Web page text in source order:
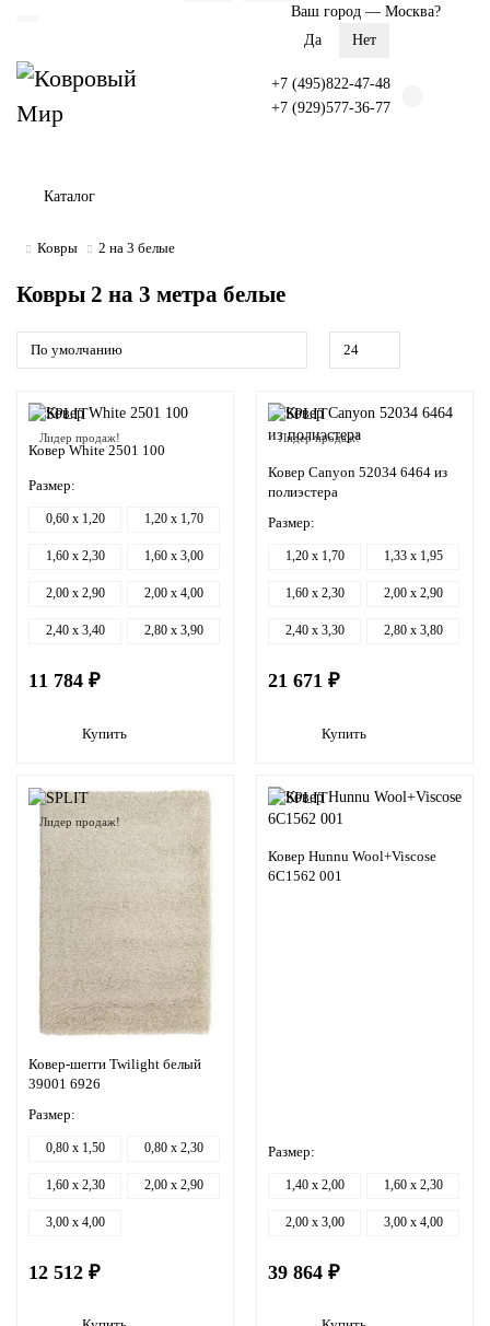
Ваш город — Москва?
+7 (495)822-47-48
+7 (929)577-36-77
Каталог
Ковры 2 на 3 белые
Ковры 2 на 3 метра белые
Лидер продаж!
Ковер White 2501 100
Размер:
0,60 x 1,20 1,20 x 1,70
1,60 x 2,30 1,60 x 3,00
2,00 x 2,90 2,00 x 4,00
2,40 x 3,40 2,80 x 3,90
11 784 ₽
Купить
Лидер продаж!
Ковер Canyon 52034 6464 из
полиэстера
Размер:
1,20 x 1,70 1,33 x 1,95
1,60 x 2,30 2,00 x 2,90
2,40 x 3,30 2,80 x 3,80
21 671 ₽
Купить
Лидер продаж!
Ковер-шегги Twilight белый
39001 6926
Размер:
0,80 x 1,50 0,80 x 2,30
1,60 x 2,30 2,00 x 2,90
3,00 x 4,00
12 512 ₽
Ковер Hunnu Wool+Viscose
6C1562 001
Размер:
1,40 x 2,00 1,60 x 2,30
2,00 x 3,00 3,00 x 4,00
39 864 ₽